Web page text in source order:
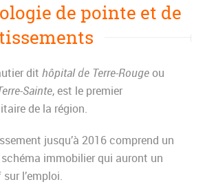
de pointe et de
dit hôpital de Terre-Rougeou
Sainte, est le premier
de la région.
jusqu’à 2016 comprend un
immobilier qui auront un
l’emploi.